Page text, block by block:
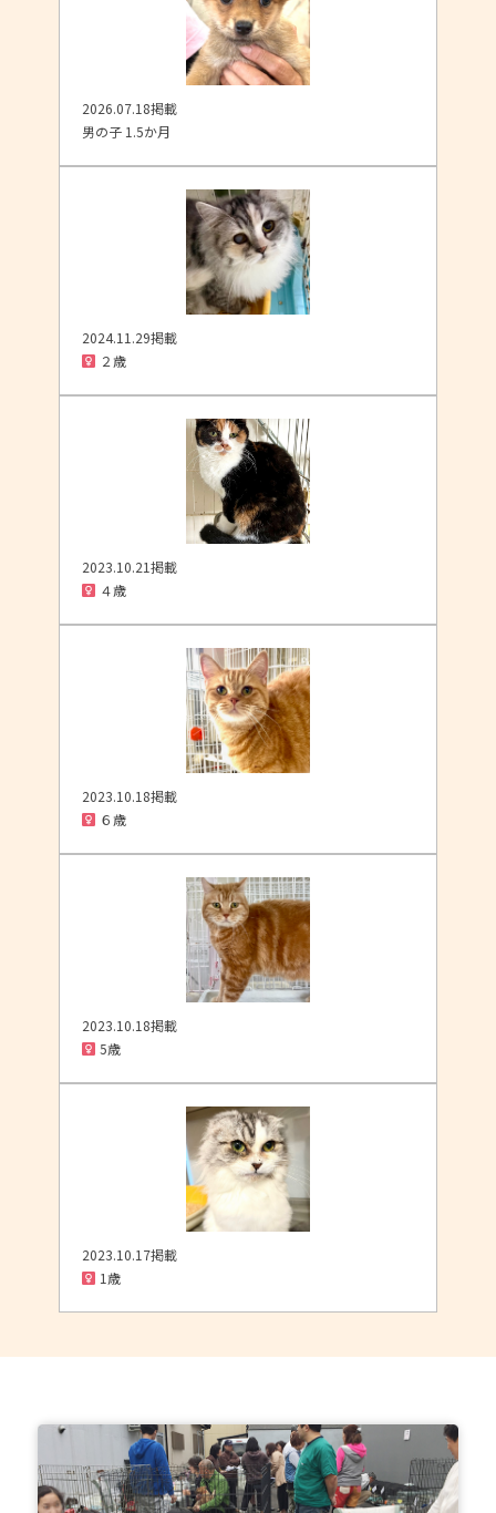
2026.07.18掲載
男の子 1.5か月
2024.11.29掲載
２歳
2023.10.21掲載
４歳
2023.10.18掲載
６歳
2023.10.18掲載
5歳
2023.10.17掲載
1歳